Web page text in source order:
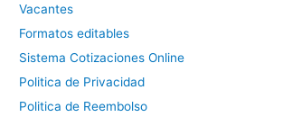
Vacantes
Formatos editables
Sistema Cotizaciones Online
Politica de Privacidad
Politica de Reembolso